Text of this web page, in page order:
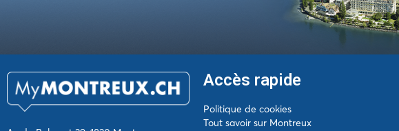
Accès rapide
Politique de cookies
Tout savoir sur Montreux